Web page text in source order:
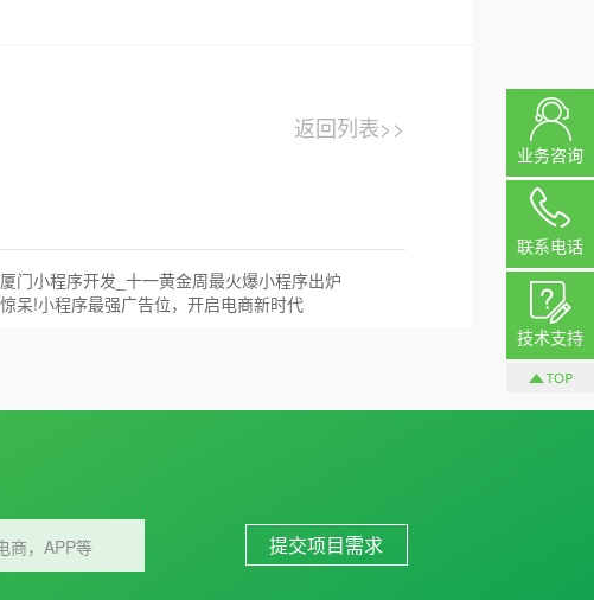
返回列表>>
厦门小程序开发_十一黄金周最火爆小程序出炉
惊呆!小程序最强广告位，开启电商新时代
商，APP等
业务咨询
联系电话
技术支持